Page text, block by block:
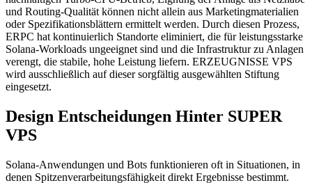
und Routing-Qualität können nicht allein aus Marketingmaterialien
oder Spezifikationsblättern ermittelt werden. Durch diesen Prozess,
ERPC hat kontinuierlich Standorte eliminiert, die für leistungsstarke
Solana-Workloads ungeeignet sind und die Infrastruktur zu Anlagen
verengt, die stabile, hohe Leistung liefern. ERZEUGNISSE VPS
wird ausschließlich auf dieser sorgfältig ausgewählten Stiftung
eingesetzt.
Design Entscheidungen Hinter SUPER
VPS
Solana-Anwendungen und Bots funktionieren oft in Situationen, in
denen Spitzenverarbeitungsfähigkeit direkt Ergebnisse bestimmt.